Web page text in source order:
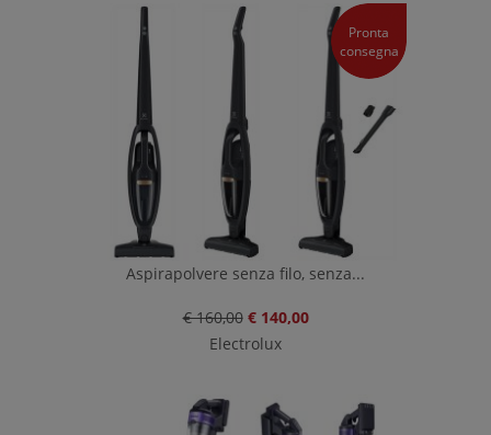
Pronta
consegna
Aspirapolvere senza filo, senza...
€ 160,00 € 140,00
Electrolux